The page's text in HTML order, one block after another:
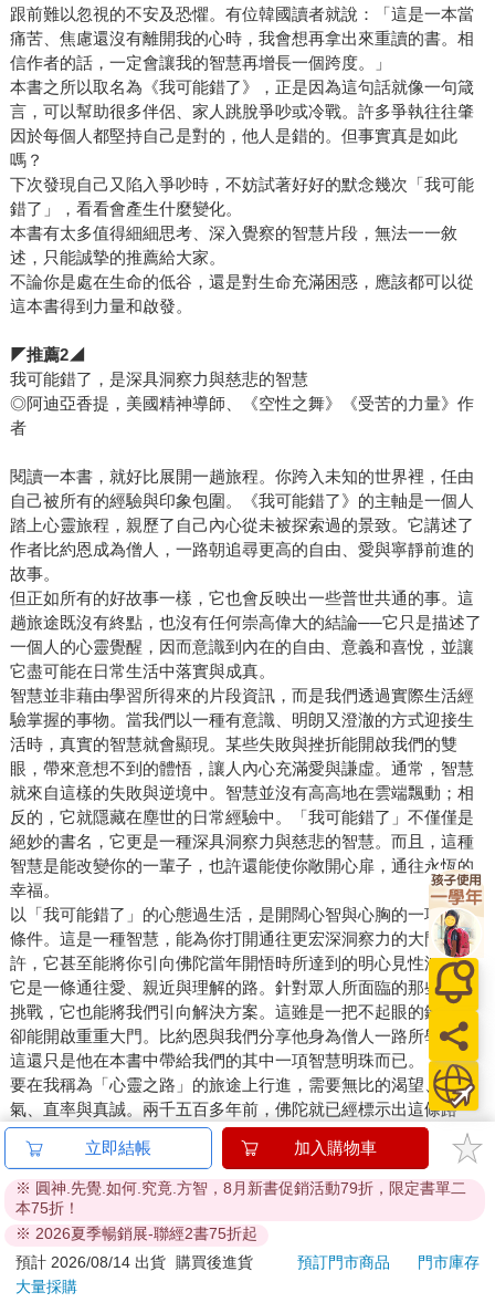
跟前難以忽視的不安及恐懼。有位韓國讀者就說：「這是一本當
痛苦、焦慮還沒有離開我的心時，我會想再拿出來重讀的書。相
信作者的話，一定會讓我的智慧再增長一個跨度。」
本書之所以取名為《我可能錯了》，正是因為這句話就像一句箴
言，可以幫助很多伴侶、家人跳脫爭吵或冷戰。許多爭執往往肇
因於每個人都堅持自己是對的，他人是錯的。但事實真是如此
嗎？
下次發現自己又陷入爭吵時，不妨試著好好的默念幾次「我可能
錯了」，看看會產生什麼變化。
本書有太多值得細細思考、深入覺察的智慧片段，無法一一敘
述，只能誠摯的推薦給大家。
不論你是處在生命的低谷，還是對生命充滿困惑，應該都可以從
這本書得到力量和啟發。
◤推薦2◢
我可能錯了，是深具洞察力與慈悲的智慧
◎阿迪亞香提，美國精神導師、《空性之舞》《受苦的力量》作
者
閱讀一本書，就好比展開一趟旅程。你跨入未知的世界裡，任由
自己被所有的經驗與印象包圍。《我可能錯了》的主軸是一個人
踏上心靈旅程，親歷了自己內心從未被探索過的景致。它講述了
作者比約恩成為僧人，一路朝追尋更高的自由、愛與寧靜前進的
故事。
但正如所有的好故事一樣，它也會反映出一些普世共通的事。這
趟旅途既沒有終點，也沒有任何崇高偉大的結論──它只是描述了
一個人的心靈覺醒，因而意識到內在的自由、意義和喜悅，並讓
它盡可能在日常生活中落實與成真。
智慧並非藉由學習所得來的片段資訊，而是我們透過實際生活經
驗掌握的事物。當我們以一種有意識、明朗又澄澈的方式迎接生
活時，真實的智慧就會顯現。某些失敗與挫折能開啟我們的雙
眼，帶來意想不到的體悟，讓人內心充滿愛與謙虛。通常，智慧
就來自這樣的失敗與逆境中。智慧並沒有高高地在雲端飄動；相
反的，它就隱藏在塵世的日常經驗中。「我可能錯了」不僅僅是
絕妙的書名，它更是一種深具洞察力與慈悲的智慧。而且，這種
智慧是能改變你的一輩子，也許還能使你敞開心扉，通往永恆的
幸福。
以「我可能錯了」的心態過生活，是開闊心智與心胸的一項先決
條件。這是一種智慧，能為你打開通往更宏深洞察力的大門。也
許，它甚至能將你引向佛陀當年開悟時所達到的明心見性深度。
它是一條通往愛、親近與理解的路。針對眾人所面臨的那些重大
挑戰，它也能將我們引向解決方案。這雖是一把不起眼的鑰匙，
卻能開啟重重大門。比約恩與我們分享他身為僧人一路所學，而
這還只是他在本書中帶給我們的其中一項智慧明珠而已。
要在我稱為「心靈之路」的旅途上行進，需要無比的渴望、勇
氣、直率與真誠。兩千五百多年前，佛陀就已經標示出這條路
徑。我們常會覺得，這就像在黑暗中跌跌撞撞地走著，永遠在找
尋能夠指引方向的微光。其中有些微光，神祕地源自我們的內心
──往往是在你最意想不到、甚至不覺得自己值得受到它們指引時
出現。有些微光反倒來自外在，它們的形式有生活經驗、樂於提
供幫助的指導者與老師們，或是我們接觸到神祕智慧的時刻──這
些神祕智慧似乎以最令人出乎意料的方式，伸出慈悲的手。
我們的內心深處都有一股強烈的渴望，想過更自由、有歸屬感和
立即結帳 加入購物車
※ 圓神.先覺.如何.究竟.方智，8月新書促銷活動79折，限定書單二
本75折！
※ 2026夏季暢銷展-聯經2書75折起
預計 2026/08/14 出貨
購買後進貨 預訂門市商品
門市庫存
大量採購